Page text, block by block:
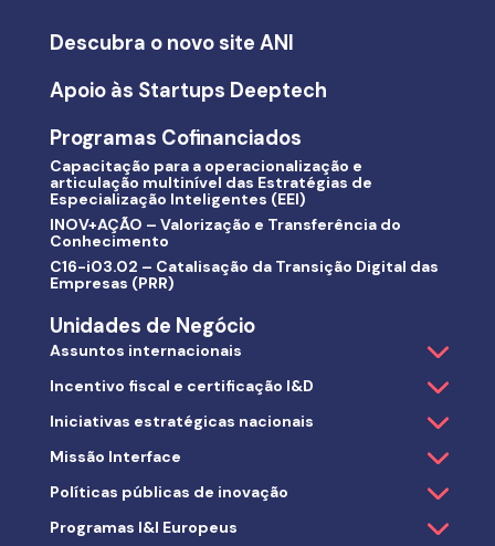
Descubra o novo site ANI
Apoio às Startups Deeptech
Programas Cofinanciados
Capacitação para a operacionalização e
articulação multinível das Estratégias de
Especialização Inteligentes (EEI)
INOV+AÇÃO – Valorização e Transferência do
Conhecimento
C16-i03.02 – Catalisação da Transição Digital das
Empresas (PRR)
Unidades de Negócio
Assuntos internacionais
Incentivo fiscal e certificação I&D
Iniciativas estratégicas nacionais
Missão Interface
Políticas públicas de inovação
Programas I&I Europeus